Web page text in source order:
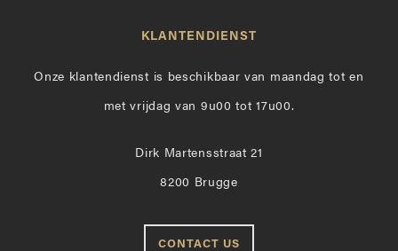
KLANTENDIENST
Onze klantendienst is beschikbaar van maandag tot en
met vrijdag van 9u00 tot 17u00.
Dirk Martensstraat 21
8200 Brugge
CONTACT US